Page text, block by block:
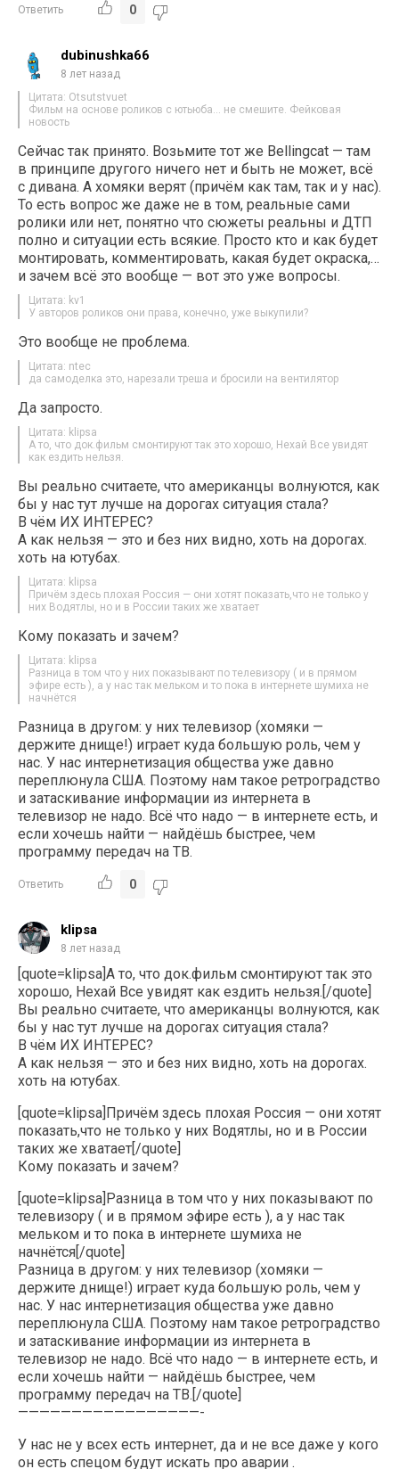
Ответить 0
dubinushka66
8 лет назад
Цитата: Otsutstvuet
Фильм на основе роликов с ютьюба… не смешите. Фейковая
новость
Сейчас так принято. Возьмите тот же Bellingcat — там
в принципе другого ничего нет и быть не может, всё
с дивана. А хомяки верят (причём как там, так и у нас).
То есть вопрос же даже не в том, реальные сами
ролики или нет, понятно что сюжеты реальны и ДТП
полно и ситуации есть всякие. Просто кто и как будет
монтировать, комментировать, какая будет окраска,…
и зачем всё это вообще — вот это уже вопросы.
Цитата: kv1
У авторов роликов они права, конечно, уже выкупили?
Это вообще не проблема.
Цитата: ntec
да самоделка это, нарезали треша и бросили на вентилятор
Да запросто.
Цитата: klipsa
А то, что док.фильм смонтируют так это хорошо, Нехай Все увидят
как ездить нельзя.
Вы реально считаете, что американцы волнуются, как
бы у нас тут лучше на дорогах ситуация стала?
В чём ИХ ИНТЕРЕС?
А как нельзя — это и без них видно, хоть на дорогах.
хоть на ютубах.
Цитата: klipsa
Причём здесь плохая Россия — они хотят показать,что не только у
них Водятлы, но и в России таких же хватает
Кому показать и зачем?
Цитата: klipsa
Разница в том что у них показывают по телевизору ( и в прямом
эфире есть ), а у нас так мельком и то пока в интернете шумиха не
начнётся
Разница в другом: у них телевизор (хомяки —
держите днище!) играет куда большую роль, чем у
нас. У нас интернетизация общества уже давно
переплюнула США. Поэтому нам такое ретроградство
и затаскивание информации из интернета в
телевизор не надо. Всё что надо — в интернете есть, и
если хочешь найти — найдёшь быстрее, чем
программу передач на ТВ.
Ответить 0
klipsa
8 лет назад
[quote=klipsa]А то, что док.фильм смонтируют так это
хорошо, Нехай Все увидят как ездить нельзя.[/quote]
Вы реально считаете, что американцы волнуются, как
бы у нас тут лучше на дорогах ситуация стала?
В чём ИХ ИНТЕРЕС?
А как нельзя — это и без них видно, хоть на дорогах.
хоть на ютубах.
[quote=klipsa]Причём здесь плохая Россия — они хотят
показать,что не только у них Водятлы, но и в России
таких же хватает[/quote]
Кому показать и зачем?
[quote=klipsa]Разница в том что у них показывают по
телевизору ( и в прямом эфире есть ), а у нас так
мельком и то пока в интернете шумиха не
начнётся[/quote]
Разница в другом: у них телевизор (хомяки —
держите днище!) играет куда большую роль, чем у
нас. У нас интернетизация общества уже давно
переплюнула США. Поэтому нам такое ретроградство
и затаскивание информации из интернета в
телевизор не надо. Всё что надо — в интернете есть, и
если хочешь найти — найдёшь быстрее, чем
программу передач на ТВ.[/quote]
—————————————————-
У нас не у всех есть интернет, да и не все даже у кого
он есть спецом будут искать про аварии .